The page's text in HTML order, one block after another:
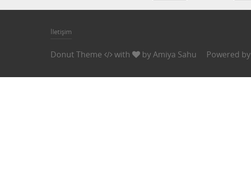
İletişim
Donut Theme with byAmiya Sahu Powered by